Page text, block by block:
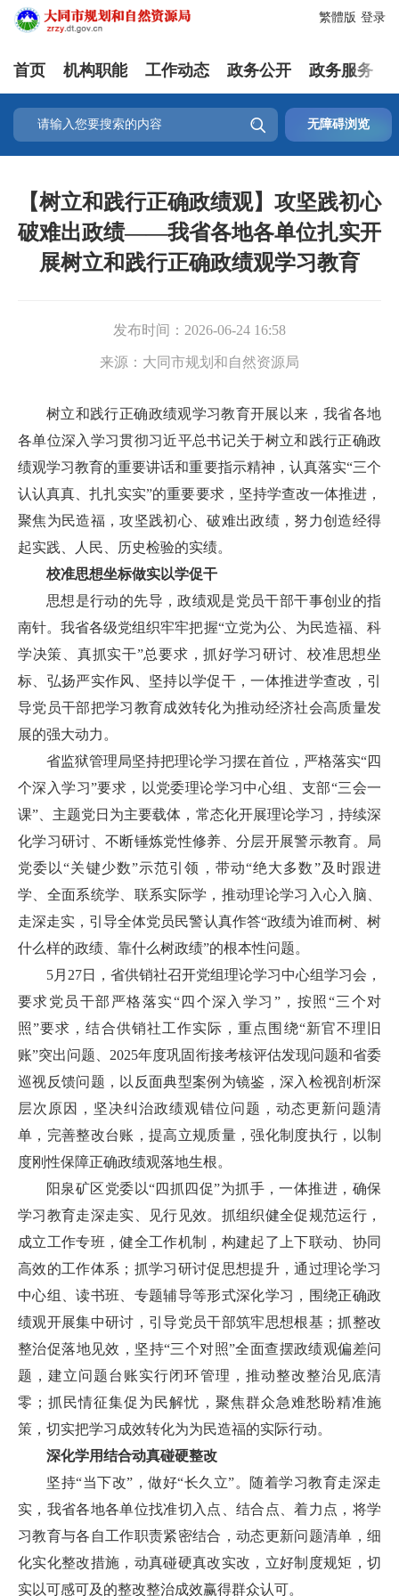
登录
繁體版
首页 机构职能 工作动态 政务公开 政务服务
 无障碍浏览
【树立和践行正确政绩观】攻坚践初心
破难出政绩——我省各地各单位扎实开
展树立和践行正确政绩观学习教育
发布时间： 2026-06-24 16:58
来源： 大同市规划和自然资源局
树立和践行正确政绩观学习教育开展以来，我省各地
各单位深入学习贯彻习近平总书记关于树立和践行正确政
绩观学习教育的重要讲话和重要指示精神，认真落实“三个
认认真真、扎扎实实”的重要要求，坚持学查改一体推进，
聚焦为民造福，攻坚践初心、破难出政绩，努力创造经得
起实践、人民、历史检验的实绩。
校准思想坐标做实以学促干
思想是行动的先导，政绩观是党员干部干事创业的指
南针。我省各级党组织牢牢把握“立党为公、为民造福、科
学决策、真抓实干”总要求，抓好学习研讨、校准思想坐
标、弘扬严实作风、坚持以学促干，一体推进学查改，引
导党员干部把学习教育成效转化为推动经济社会高质量发
展的强大动力。
省监狱管理局坚持把理论学习摆在首位，严格落实“四
个深入学习”要求，以党委理论学习中心组、支部“三会一
课”、主题党日为主要载体，常态化开展理论学习，持续深
化学习研讨、不断锤炼党性修养、分层开展警示教育。局
党委以“关键少数”示范引领，带动“绝大多数”及时跟进
学、全面系统学、联系实际学，推动理论学习入心入脑、
走深走实，引导全体党员民警认真作答“政绩为谁而树、树
什么样的政绩、靠什么树政绩”的根本性问题。
5月27日，省供销社召开党组理论学习中心组学习会，
要求党员干部严格落实“四个深入学习”，按照“三个对
照”要求，结合供销社工作实际，重点围绕“新官不理旧
账”突出问题、2025年度巩固衔接考核评估发现问题和省委
巡视反馈问题，以反面典型案例为镜鉴，深入检视剖析深
层次原因，坚决纠治政绩观错位问题，动态更新问题清
单，完善整改台账，提高立规质量，强化制度执行，以制
度刚性保障正确政绩观落地生根。
阳泉矿区党委以“四抓四促”为抓手，一体推进，确保
学习教育走深走实、见行见效。抓组织健全促规范运行，
成立工作专班，健全工作机制，构建起了上下联动、协同
高效的工作体系；抓学习研讨促思想提升，通过理论学习
中心组、读书班、专题辅导等形式深化学习，围绕正确政
绩观开展集中研讨，引导党员干部筑牢思想根基；抓整改
整治促落地见效，坚持“三个对照”全面查摆政绩观偏差问
题，建立问题台账实行闭环管理，推动整改整治见底清
零；抓民情征集促为民解忧，聚焦群众急难愁盼精准施
策，切实把学习成效转化为为民造福的实际行动。
深化学用结合动真碰硬整改
坚持“当下改”，做好“长久立”。随着学习教育走深走
实，我省各地各单位找准切入点、结合点、着力点，将学
习教育与各自工作职责紧密结合，动态更新问题清单，细
化实化整改措施，动真碰硬真改实改，立好制度规矩，切
实以可感可及的整改整治成效赢得群众认可。